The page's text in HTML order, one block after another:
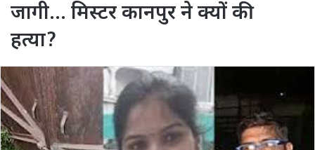
जागी… मिस्टर कानपुर ने क्यों की
हत्या?